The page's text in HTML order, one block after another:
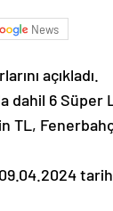
News
açıkladı.
dahil 6 Süper
tarih